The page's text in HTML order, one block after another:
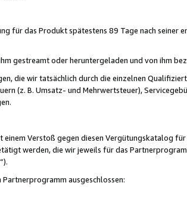
für das Produkt spätestens 89 Tage nach seiner
gestreamt oder heruntergeladen und von ihm
die wir tatsächlich durch die einzelnen
(z. B. Umsatz- und Mehrwertsteuer),
Verstoß gegen diesen Vergütungskatalog für
werden, die wir jeweils für das
“).
ausgeschlossen: